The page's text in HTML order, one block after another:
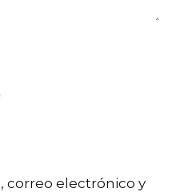
correo electrónico y